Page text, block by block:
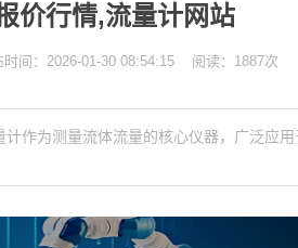
价行情,流量计网站
间：2026-01-30 08:54:15 阅读：1887次
作为测量流体流量的核心仪器，广泛应用